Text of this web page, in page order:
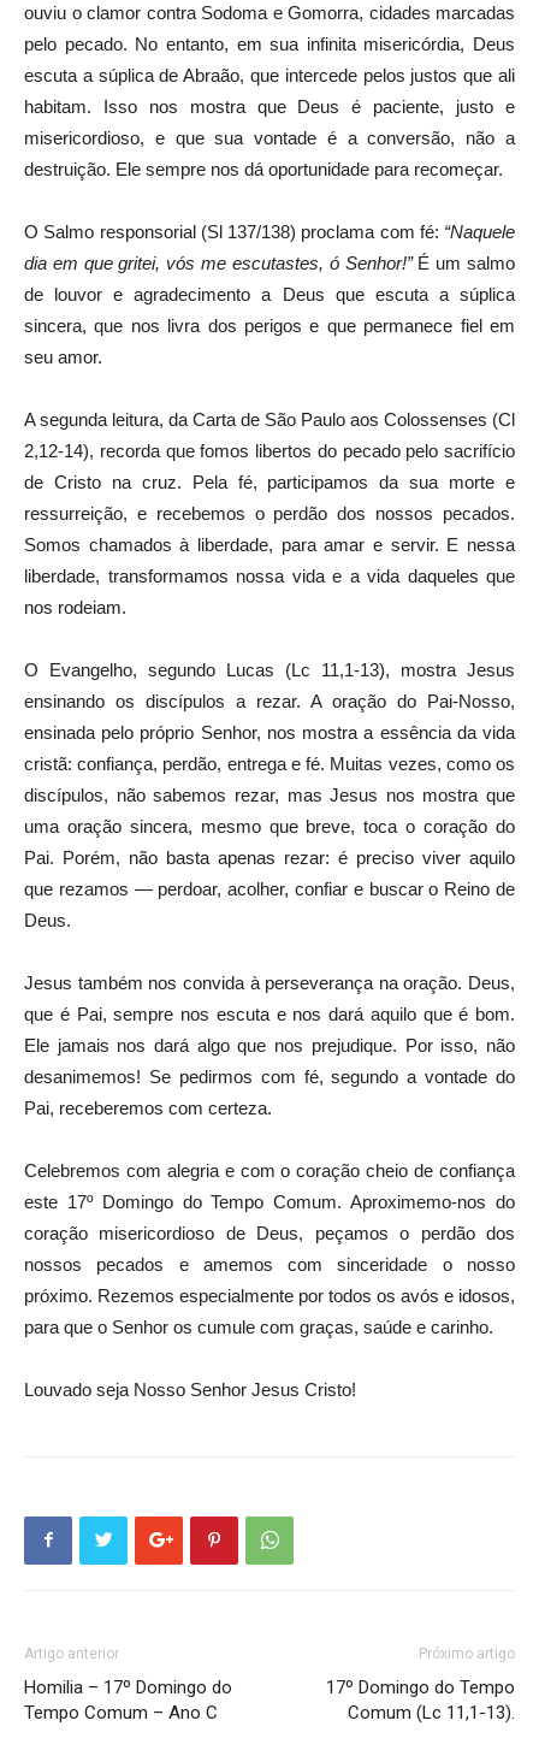
ouviu o clamor contra Sodoma e Gomorra, cidades marcadas
pelo pecado. No entanto, em sua infinita misericórdia, Deus
escuta a súplica de Abraão, que intercede pelos justos que ali
habitam. Isso nos mostra que Deus é paciente, justo e
misericordioso, e que sua vontade é a conversão, não a
destruição. Ele sempre nos dá oportunidade para recomeçar.
O Salmo responsorial (Sl 137/138) proclama com fé: “Naquele
dia em que gritei, vós me escutastes, ó Senhor!”É um salmo
de louvor e agradecimento a Deus que escuta a súplica
sincera, que nos livra dos perigos e que permanece fiel em
seu amor.
A segunda leitura, da Carta de São Paulo aos Colossenses (Cl
2,12-14), recorda que fomos libertos do pecado pelo sacrifício
de Cristo na cruz. Pela fé, participamos da sua morte e
ressurreição, e recebemos o perdão dos nossos pecados.
Somos chamados à liberdade, para amar e servir. E nessa
liberdade, transformamos nossa vida e a vida daqueles que
nos rodeiam.
O Evangelho, segundo Lucas (Lc 11,1-13), mostra Jesus
ensinando os discípulos a rezar. A oração do Pai-Nosso,
ensinada pelo próprio Senhor, nos mostra a essência da vida
cristã: confiança, perdão, entrega e fé. Muitas vezes, como os
discípulos, não sabemos rezar, mas Jesus nos mostra que
uma oração sincera, mesmo que breve, toca o coração do
Pai. Porém, não basta apenas rezar: é preciso viver aquilo
que rezamos — perdoar, acolher, confiar e buscar o Reino de
Deus.
Jesus também nos convida à perseverança na oração. Deus,
que é Pai, sempre nos escuta e nos dará aquilo que é bom.
Ele jamais nos dará algo que nos prejudique. Por isso, não
desanimemos! Se pedirmos com fé, segundo a vontade do
Pai, receberemos com certeza.
Celebremos com alegria e com o coração cheio de confiança
este 17º Domingo do Tempo Comum. Aproximemo-nos do
coração misericordioso de Deus, peçamos o perdão dos
nossos pecados e amemos com sinceridade o nosso
próximo. Rezemos especialmente por todos os avós e idosos,
para que o Senhor os cumule com graças, saúde e carinho.
Louvado seja Nosso Senhor Jesus Cristo!
Artigo anterior
Homilia – 17º Domingo do
Tempo Comum – Ano C
Próximo artigo
17º Domingo do Tempo
Comum (Lc 11,1-13).